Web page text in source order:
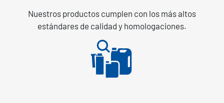
Nuestros productos cumplen con los más altos
estándares de calidad y homologaciones.